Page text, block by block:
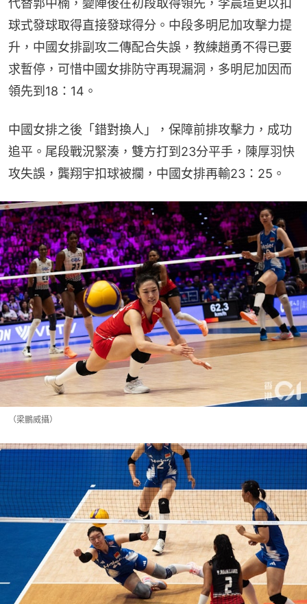
代替郭中楠，變陣後在初段取得領先，李晨瑄更以扣
球式發球取得直接發球得分。中段多明尼加攻擊力提
升，中國女排副攻二傳配合失誤，教練趙勇不得已要
求暫停，可惜中國女排防守再現漏洞，多明尼加因而
領先到18：14。
中國女排之後「錯對換人」，保障前排攻擊力，成功
追平。尾段戰況緊湊，雙方打到23分平手，陳厚羽快
攻失誤，龔翔宇扣球被攔，中國女排再輸23：25。
（梁鵬威攝）